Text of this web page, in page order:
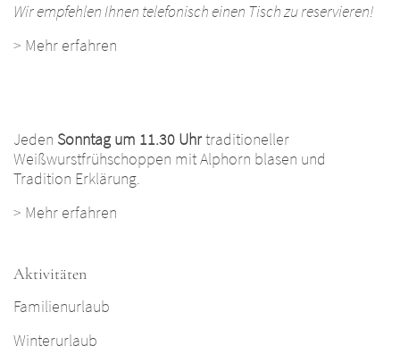
Wir empfehlen Ihnen telefonisch einen Tisch zu reservieren!
> Mehr erfahren
Jeden Sonntag um 11.30 Uhrtraditioneller
Weißwurstfrühschoppen mit Alphorn blasen und
Tradition Erklärung.
> Mehr erfahren
Aktivitäten
Familienurlaub
Winterurlaub